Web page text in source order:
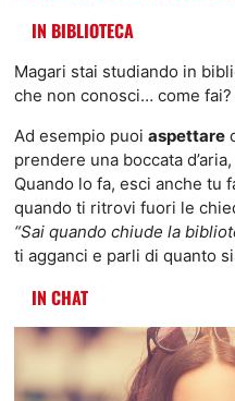
IN BIBLIOTECA
Magari stai studiando in
che non conosci… come fai?
Ad esempio puoi aspettare
prendere una boccata
Quando lo fa, esci anche tu
quando ti ritrovi fuori le
“Sai quando chiude la
ti agganci e parli di quanto
IN CHAT